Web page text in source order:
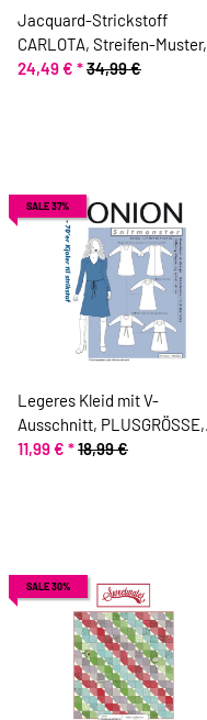
Jacquard-Strickstoff
CARLOTA, Streifen-Muster,
aprikot, Toptex
24,49 € *34,99 €
SALE 37%
Legeres Kleid mit V-
Ausschnitt, PLUSGRÖSSE,
Schnittmuster ONION 9004
11,99 € *18,99 €
SALE 30%